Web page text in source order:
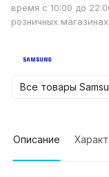
время с 10:00 до
розничных магазинах
Все товары
Описание